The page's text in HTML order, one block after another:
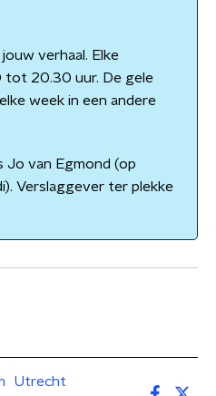
verhaal. Elke
tot 20.30 uur. De gele
week in een andere
Jo van Egmond (op
Verslaggever ter plekke
Utrecht